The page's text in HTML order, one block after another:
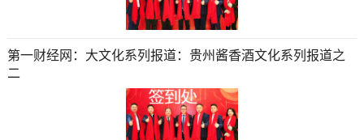
第一财经网：大文化系列报道：贵州酱香酒文化系列报道之
二